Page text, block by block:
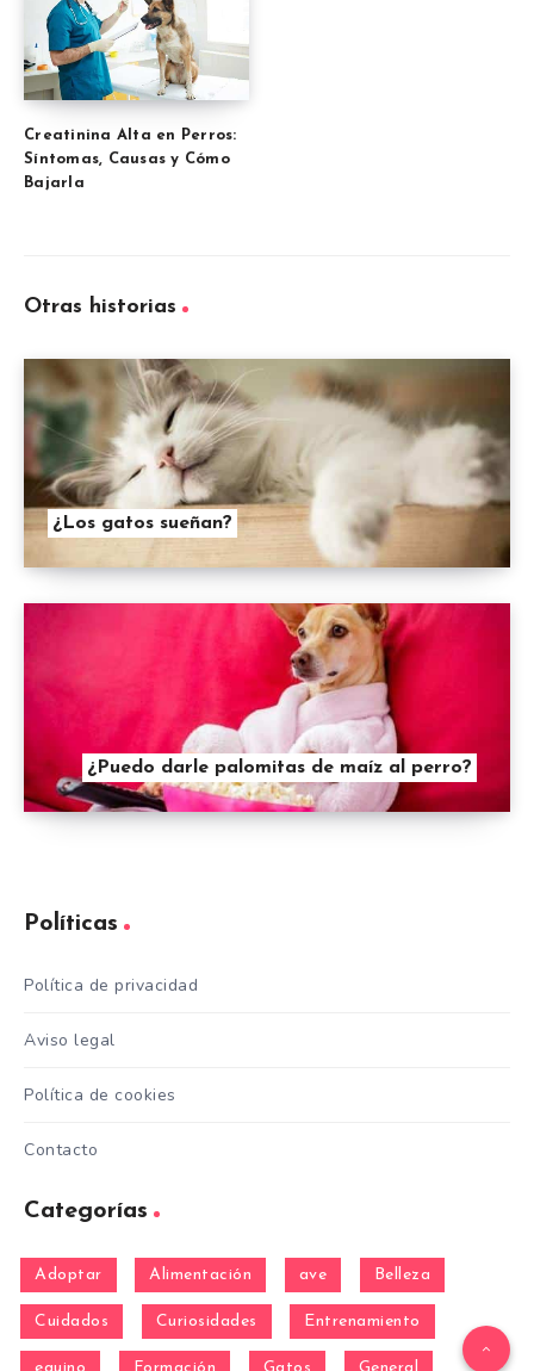
Creatinina Alta en Perros:
Síntomas, Causas y Cómo
Bajarla
Otras historias
¿Los gatos sueñan?
¿Puedo darle palomitas de maíz al perro?
Políticas
Política de privacidad
Aviso legal
Política de cookies
Contacto
Categorías
Adoptar Alimentación ave Belleza
Cuidados Curiosidades Entrenamiento